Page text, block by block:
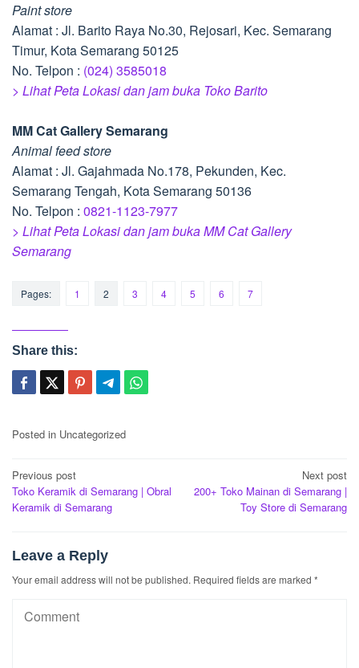
Paint store
Alamat : Jl. Barito Raya No.30, Rejosari, Kec. Semarang
Timur, Kota Semarang 50125
No. Telpon : (024) 3585018
> Lihat Peta Lokasi dan jam buka Toko Barito
MM Cat Gallery Semarang
Animal feed store
Alamat : Jl. Gajahmada No.178, Pekunden, Kec.
Semarang Tengah, Kota Semarang 50136
No. Telpon : 0821-1123-7977
> Lihat Peta Lokasi dan jam buka MM Cat Gallery
Semarang
Pages: 1 2 3 4 5 6 7
Share this:
Posted in Uncategorized
Post
navigation
Previous post
Toko Keramik di Semarang | Obral
Keramik di Semarang
Next post
200+ Toko Mainan di Semarang |
Toy Store di Semarang
Leave a Reply
Your email address will not be published. Required fields are marked *